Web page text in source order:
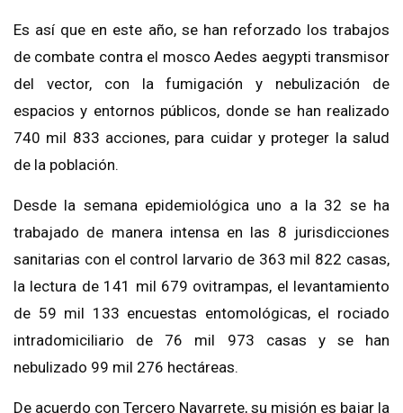
Es así que en este año, se han reforzado los trabajos
de combate contra el mosco Aedes aegypti transmisor
del vector, con la fumigación y nebulización de
espacios y entornos públicos, donde se han realizado
740 mil 833 acciones, para cuidar y proteger la salud
de la población.
Desde la semana epidemiológica uno a la 32 se ha
trabajado de manera intensa en las 8 jurisdicciones
sanitarias con el control larvario de 363 mil 822 casas,
la lectura de 141 mil 679 ovitrampas, el levantamiento
de 59 mil 133 encuestas entomológicas, el rociado
intradomiciliario de 76 mil 973 casas y se han
nebulizado 99 mil 276 hectáreas.
De acuerdo con Tercero Navarrete, su misión es bajar la